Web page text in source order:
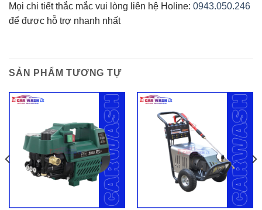
Mọi chi tiết thắc mắc vui lòng liên hệ Holine: 0943.050.246
để được hỗ trợ nhanh nhất
SẢN PHẨM TƯƠNG TỰ